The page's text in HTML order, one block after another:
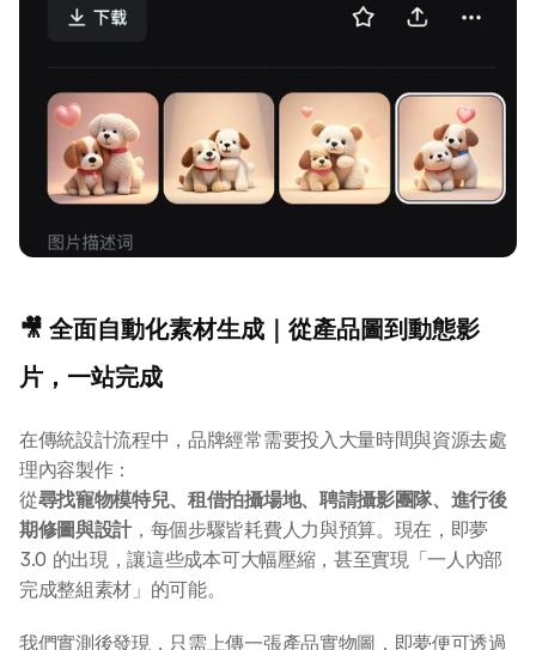
🎥 全面自動化素材生成｜從產品圖到動態影
片，一站完成
在傳統設計流程中，品牌經常需要投入大量時間與資源去處
理內容製作：
從尋找寵物模特兒、租借拍攝場地、聘請攝影團隊、進行後
期修圖與設計，每個步驟皆耗費人力與預算。現在，即夢
3.0 的出現，讓這些成本可大幅壓縮，甚至實現「一人內部
完成整組素材」的可能。
我們實測後發現，只需上傳一張產品實物圖，即夢便可透過